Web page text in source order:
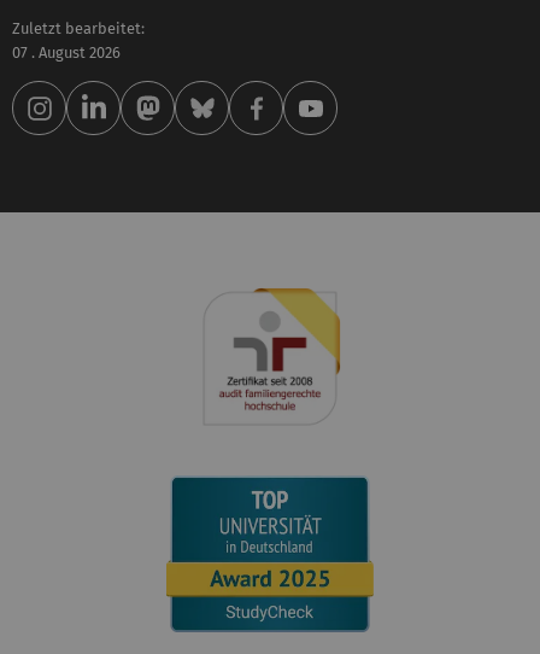
Zuletzt bearbeitet:
07 . August 2026